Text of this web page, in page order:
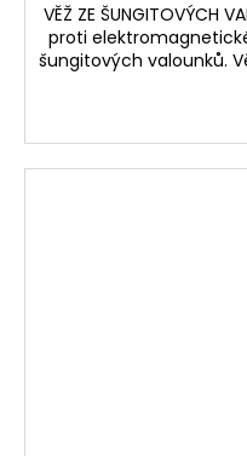
VĚŽ ZE ŠUNGITOVÝCH
proti
šungitových valounků.